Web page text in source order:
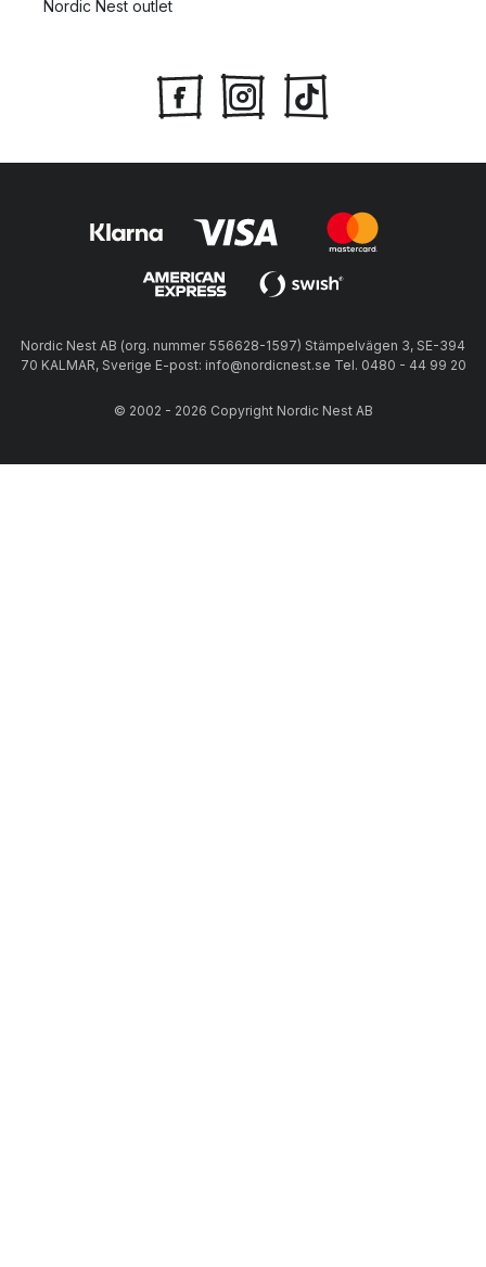
Nordic Nest outlet
Nordic Nest AB (org. nummer 556628-1597) Stämpelvägen 3, SE-394
70 KALMAR, Sverige E-post: info@nordicnest.se Tel. 0480 - 44 99 20
© 2002 - 2026 Copyright Nordic Nest AB